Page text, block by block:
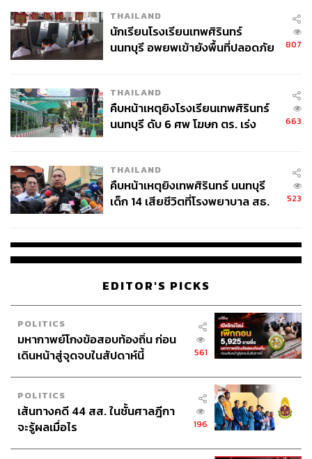
THAILAND
นักเรียนโรงเรียนเทพศิรินทร์
นนทบุรี อพยพเข้ายังพื้นที่ปลอดภัย
807
THAILAND
คืบหน้าเหตุยิงโรงเรียนเทพศิรินทร์
นนทบุรี ดับ 6 ศพ โฆษก ตร. เร่ง
663
THAILAND
คืบหน้าเหตุยิงเทพศิรินทร์ นนทบุรี
เด็ก 14 เสียชีวิตที่โรงพยาบาล สธ.
523
EDITOR'S PICKS
POLITICS
มหากาพย์โกงข้อสอบท้องถิ่น ก่อน
เดินหน้าสู่จุดจบในสัปดาห์นี้
561
POLITICS
เส้นทางคดี 44 สส. ในชั้นศาลฎีกา
จะรู้ผลเมื่อไร
196